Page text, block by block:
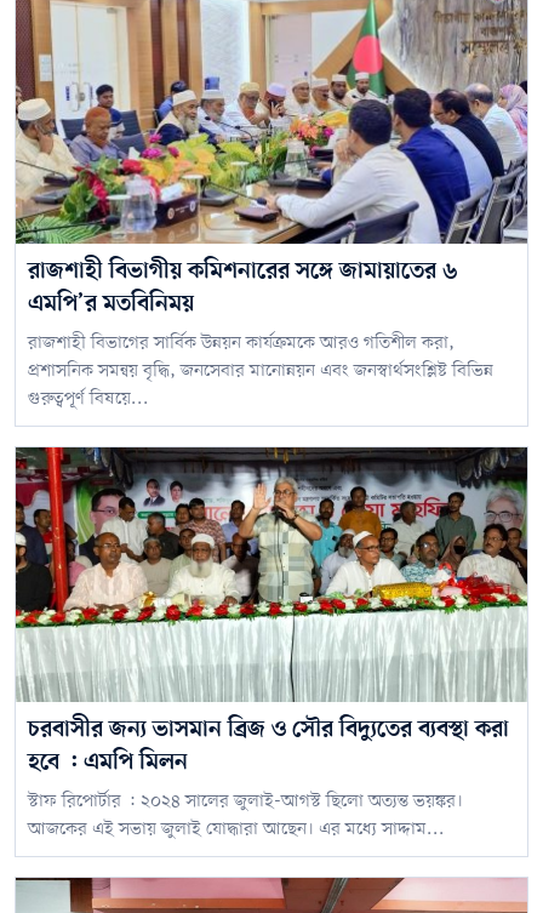
রাজশাহী বিভাগীয় কমিশনারের সঙ্গে জামায়াতের ৬
এমপি’র মতবিনিময়
রাজশাহী বিভাগের সার্বিক উন্নয়ন কার্যক্রমকে আরও গতিশীল করা,
প্রশাসনিক সমন্বয় বৃদ্ধি, জনসেবার মানোন্নয়ন এবং জনস্বার্থসংশ্লিষ্ট বিভিন্ন
গুরুত্বপূর্ণ বিষয়ে...
চরবাসীর জন্য ভাসমান ব্রিজ ও সৌর বিদ্যুতের ব্যবস্থা করা
হবে : এমপি মিলন
স্টাফ রিপোর্টার : ২০২৪ সালের জুলাই-আগস্ট ছিলো অত্যন্ত ভয়ঙ্কর।
আজকের এই সভায় জুলাই যোদ্ধারা আছেন। এর মধ্যে সাদ্দাম...